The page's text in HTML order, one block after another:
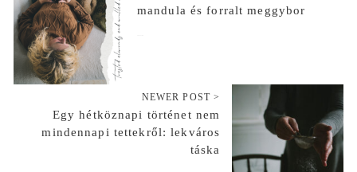
mandula és forralt meggybor
NEWER POST >
Egy hétköznapi történet nem
mindennapi tettekről: lekváros
táska